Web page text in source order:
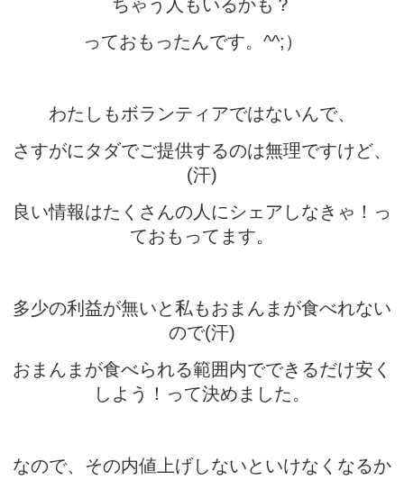
ちゃう人もいるかも？
っておもったんです。^^;）
わたしもボランティアではないんで、
さすがにタダでご提供するのは無理ですけど、
(汗)
良い情報はたくさんの人にシェアしなきゃ！っ
ておもってます。
多少の利益が無いと私もおまんまが食べれない
ので(汗)
おまんまが食べられる範囲内でできるだけ安く
しよう！って決めました。
なので、その内値上げしないといけなくなるか